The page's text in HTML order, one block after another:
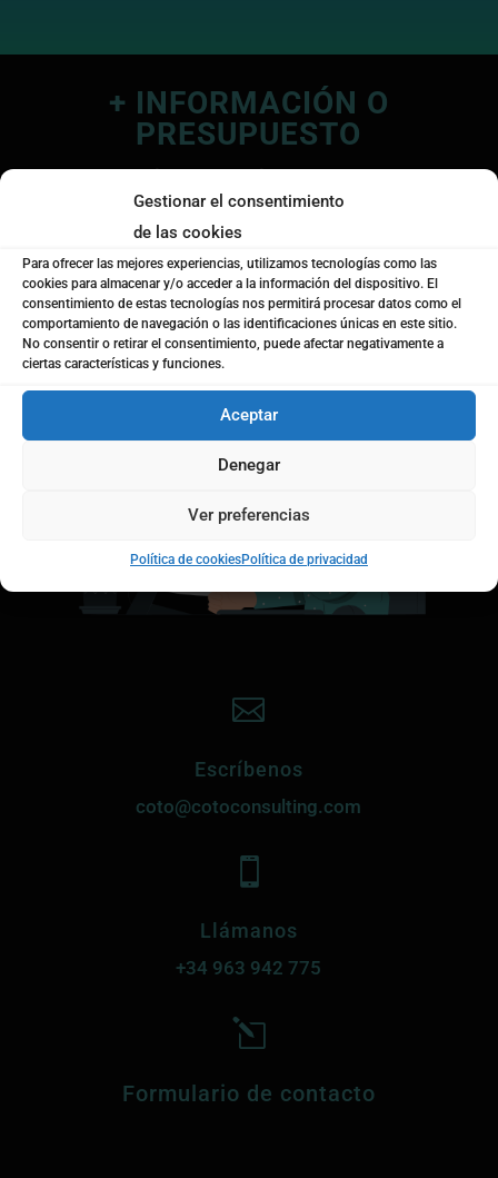
Gestionar el consentimiento
de las cookies
Para ofrecer las mejores experiencias, utilizamos tecnologías como las
cookies para almacenar y/o acceder a la información del dispositivo. El
consentimiento de estas tecnologías nos permitirá procesar datos como el
comportamiento de navegación o las identificaciones únicas en este sitio.
No consentir o retirar el consentimiento, puede afectar negativamente a
ciertas características y funciones.
Aceptar
Denegar
Ver preferencias
Política de cookiesPolítica de privacidad
+ INFORMACIÓN O
PRESUPUESTO
compromiso.

Escríbenos
coto@cotoconsulting.com

Llámanos
+34 963 942 775
l
Formulario de contacto